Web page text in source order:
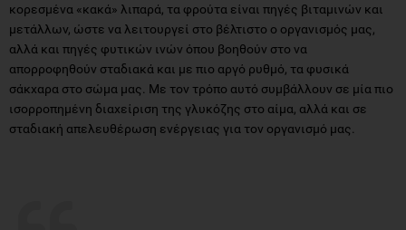
κορεσμένα «κακά» λιπαρά, τα φρούτα είναι πηγές βιταμινών και
μετάλλων, ώστε να λειτουργεί στο βέλτιστο ο οργανισμός μας,
αλλά και πηγές φυτικών ινών όπου βοηθούν στο να
απορροφηθούν σταδιακά και με πιο αργό ρυθμό, τα φυσικά
σάκχαρα στο σώμα μας. Με τον τρόπο αυτό συμβάλλουν σε μία πιο
ισορροπημένη διαχείριση της γλυκόζης στο αίμα, αλλά και σε
σταδιακή απελευθέρωση ενέργειας για τον οργανισμό μας.